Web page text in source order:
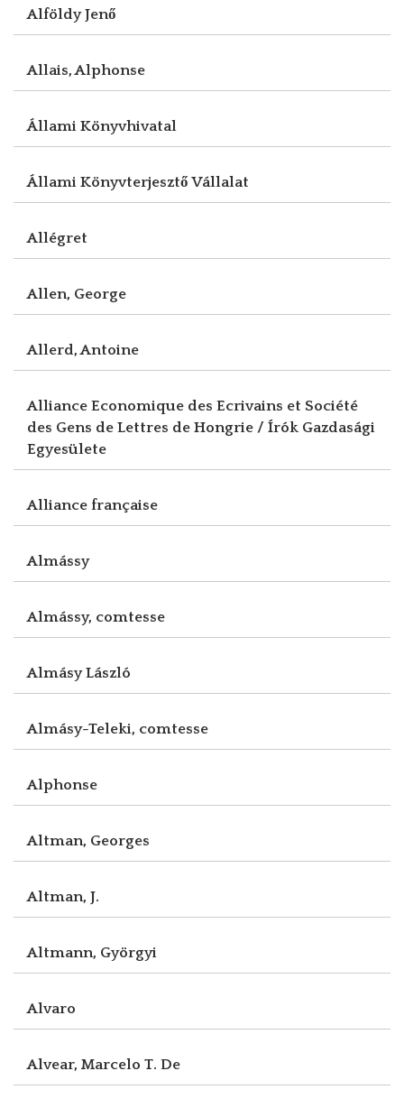
Alföldy Jenő
Allais, Alphonse
Állami Könyvhivatal
Állami Könyvterjesztő Vállalat
Allégret
Allen, George
Allerd, Antoine
Alliance Economique des Ecrivains et Société
des Gens de Lettres de Hongrie / Írók Gazdasági
Egyesülete
Alliance française
Almássy
Almássy, comtesse
Almásy László
Almásy-Teleki, comtesse
Alphonse
Altman, Georges
Altman, J.
Altmann, Györgyi
Alvaro
Alvear, Marcelo T. De